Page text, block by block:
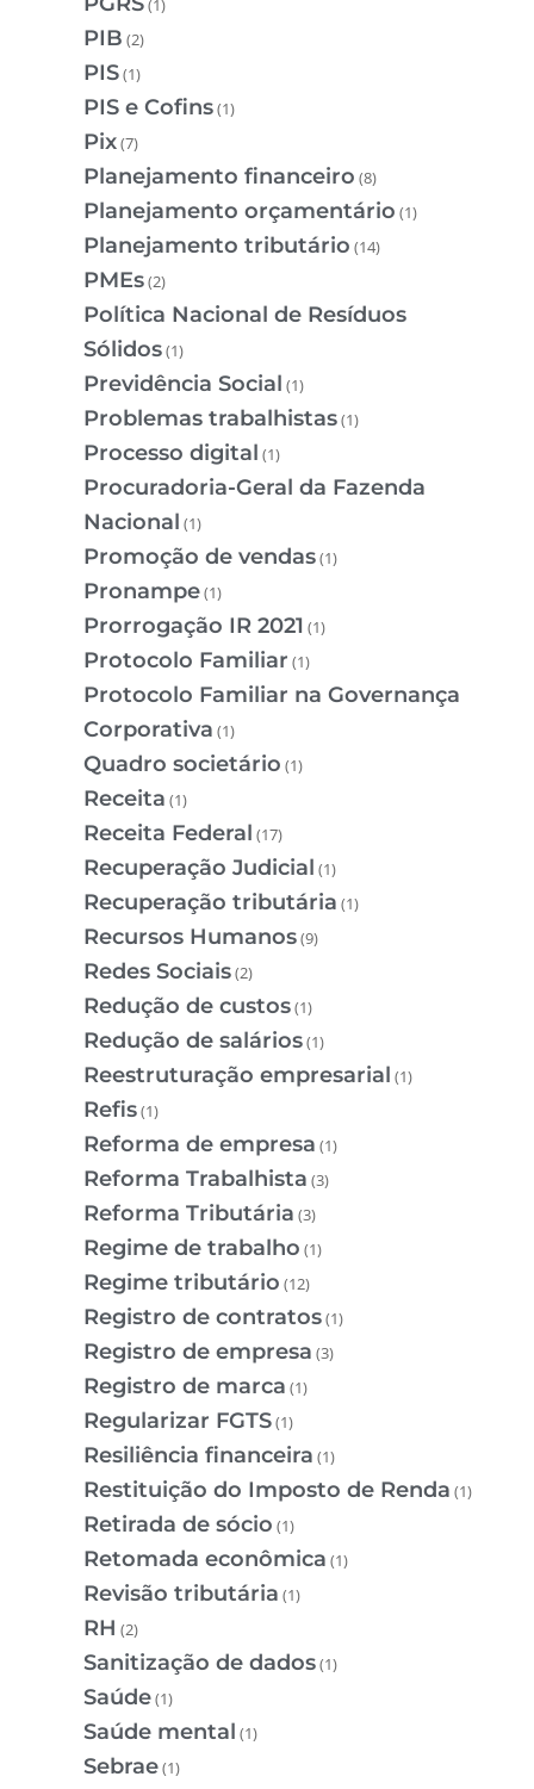
(1)
PIB (2)
PIS(1)
PIS e Cofins(1)
Pix(7)
Planejamento financeiro (8)
Planejamento orçamentário (1)
Planejamento tributário (14)
PMEs(2)
Política Nacional de Resíduos
Sólidos(1)
Previdência Social (1)
Problemas trabalhistas(1)
Processo digital (1)
Procuradoria-Geral da Fazenda
Nacional (1)
Promoção de vendas(1)
Pronampe(1)
Prorrogação IR 2021 (1)
Protocolo Familiar (1)
Protocolo Familiar na Governança
Corporativa (1)
Quadro societário (1)
Receita (1)
Receita Federal (17)
Recuperação Judicial (1)
Recuperação tributária (1)
Recursos Humanos(9)
Redes Sociais(2)
Redução de custos(1)
Redução de salários(1)
Reestruturação empresarial (1)
Refis(1)
Reforma de empresa (1)
Reforma Trabalhista (3)
Reforma Tributária (3)
Regime de trabalho (1)
Regime tributário (12)
Registro de contratos(1)
Registro de empresa (3)
Registro de marca (1)
Regularizar FGTS(1)
Resiliência financeira (1)
Restituição do Imposto de Renda (1)
Retirada de sócio (1)
Retomada econômica (1)
Revisão tributária (1)
RH (2)
Sanitização de dados(1)
Saúde(1)
Saúde mental (1)
Sebrae(1)